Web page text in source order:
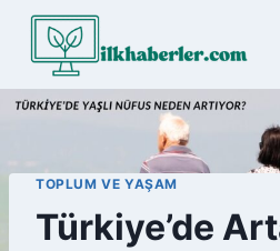
Skip
content
TOPLUM VE YAŞAM
Türkiye’de